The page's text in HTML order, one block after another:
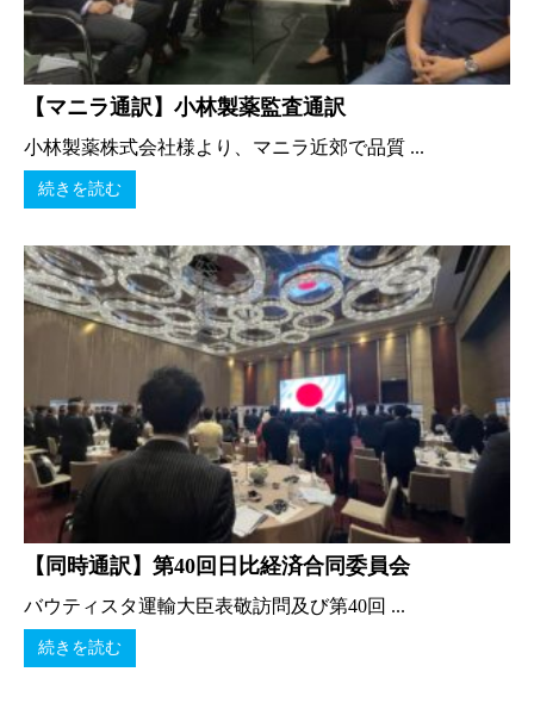
【マニラ通訳】小林製薬監査通訳
小林製薬株式会社様より、マニラ近郊で品質 ...
続きを読む
【同時通訳】第40回日比経済合同委員会
バウティスタ運輸大臣表敬訪問及び第40回 ...
続きを読む